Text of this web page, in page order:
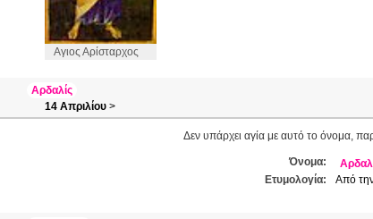
Αγιος Αρίσταρχος
Αρδαλίς
14 Απριλίου >
Δεν υπάρχει αγία με αυτό το όνομα,
Όνομα:
Ετυμολογία:
Από